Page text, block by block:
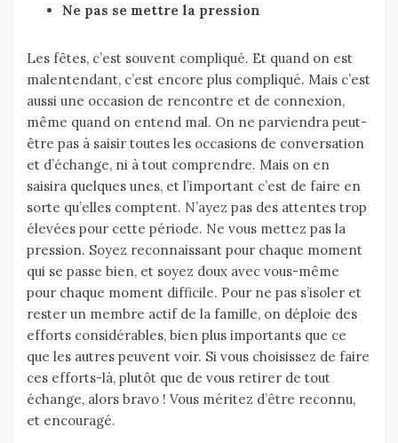
Ne pas se mettre la pression
Les fêtes, c’est souvent compliqué. Et quand on est
malentendant, c’est encore plus compliqué. Mais c’est
aussi une occasion de rencontre et de connexion,
même quand on entend mal. On ne parviendra peut-
être pas à saisir toutes les occasions de conversation
et d’échange, ni à tout comprendre. Mais on en
saisira quelques unes, et l’important c’est de faire en
sorte qu’elles comptent. N’ayez pas des attentes trop
élevées pour cette période. Ne vous mettez pas la
pression. Soyez reconnaissant pour chaque moment
qui se passe bien, et soyez doux avec vous-même
pour chaque moment difficile. Pour ne pas s’isoler et
rester un membre actif de la famille, on déploie des
efforts considérables, bien plus importants que ce
que les autres peuvent voir. Si vous choisissez de faire
ces efforts-là, plutôt que de vous retirer de tout
échange, alors bravo ! Vous méritez d’être reconnu,
et encouragé.